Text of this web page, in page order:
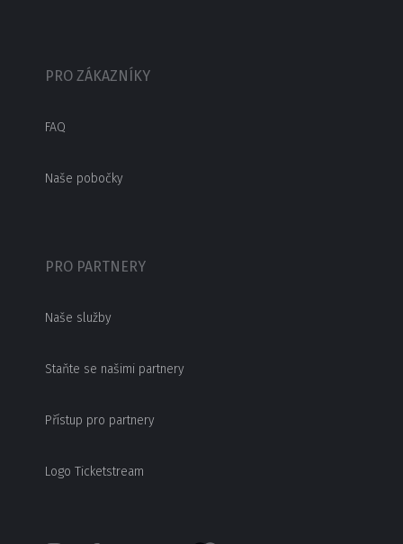
PRO ZÁKAZNÍKY
FAQ
Naše pobočky
PRO PARTNERY
Naše služby
Staňte se našimi partnery
Přístup pro partnery
Logo Ticketstream